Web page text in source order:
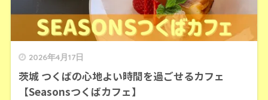
2026年4月17日
茨城 つくばの心地よい時間を過ごせるカフェ
【Seasonsつくばカフェ】